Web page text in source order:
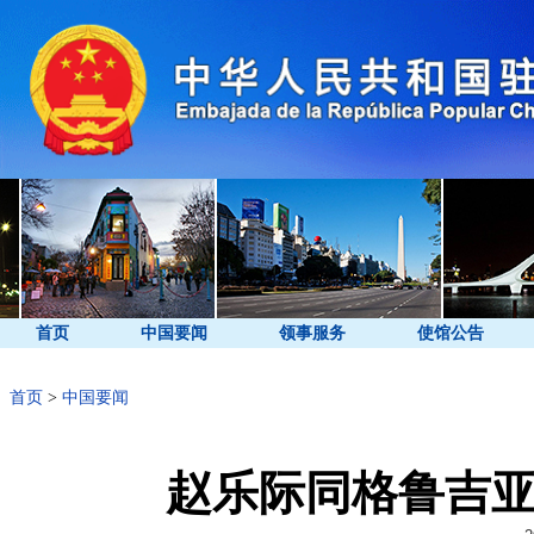
首页 中国要闻 领事服务 使馆公告
首页 > 中国要闻
赵乐际同格鲁吉